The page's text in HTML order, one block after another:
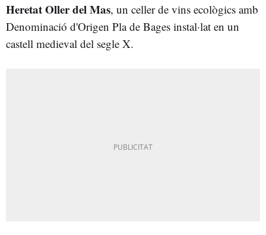
Heretat Oller del Mas, un celler de vins ecològics amb
Denominació d'Origen Pla de Bages instal·lat en un
castell medieval del segle X.